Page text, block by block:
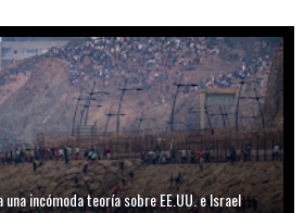
incómoda teoría sobre EE.UU. e Israel